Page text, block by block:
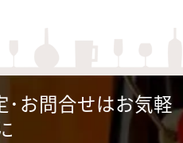
･お問合せはお気軽